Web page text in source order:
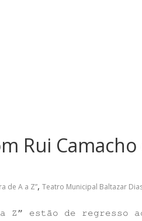
Rui
de A a Z”, Teatro Municipal Baltazar
Z” estão de regresso